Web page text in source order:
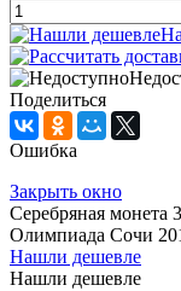
Поделиться
Ошибка
Закрыть окно
Серебряная монета
Олимпиада Сочи
Нашли дешевле
Нашли дешевле